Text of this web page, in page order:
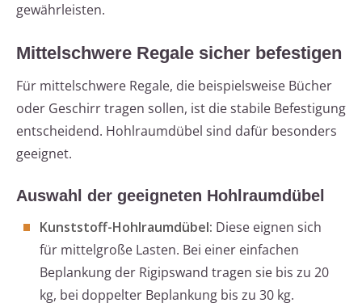
gewährleisten.
Mittelschwere Regale sicher befestigen
Für mittelschwere Regale, die beispielsweise Bücher
oder Geschirr tragen sollen, ist die stabile Befestigung
entscheidend. Hohlraumdübel sind dafür besonders
geeignet.
Auswahl der geeigneten Hohlraumdübel
Kunststoff-Hohlraumdübel: Diese eignen sich
für mittelgroße Lasten. Bei einer einfachen
Beplankung der Rigipswand tragen sie bis zu 20
kg, bei doppelter Beplankung bis zu 30 kg.